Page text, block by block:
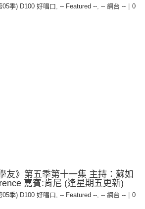
05季) D100 好唱口, -- Featured --, -- 網台 --
0
友》第五季第十一集 主持：蘇如
嘉賓:肯尼 (逢星期五更新)
05季) D100 好唱口, -- Featured --, -- 網台 --
0